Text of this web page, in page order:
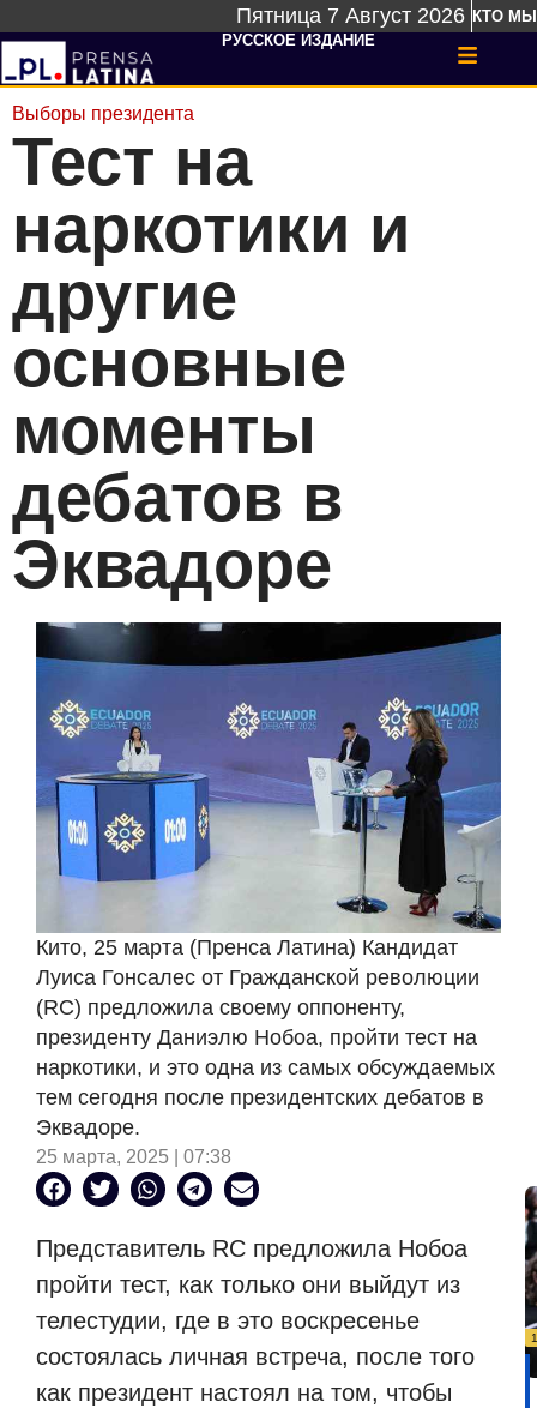
Пятница 7 Август 2026 КТО МЫ
РУССКОЕ ИЗДАНИЕ
Выборы президента
Тест на
наркотики и
другие
основные
моменты
дебатов в
Эквадоре
Кито, 25 марта (Пренса Латина) Кандидат
Луиса Гонсалес от Гражданской революции
(RC) предложила своему оппоненту,
президенту Даниэлю Нобоа, пройти тест на
наркотики, и это одна из самых обсуждаемых
тем сегодня после президентских дебатов в
Эквадоре.
25 марта, 2025 | 07:38
Представитель RC предложила Нобоа
пройти тест, как только они выйдут из
телестудии, где в это воскресенье
состоялась личная встреча, после того
как президент настоял на том, чтобы